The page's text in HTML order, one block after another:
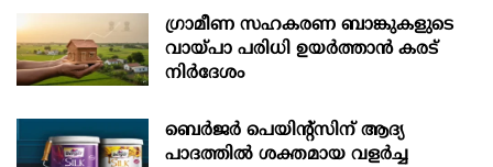
ഗ്രാമീണ സഹകരണ ബാങ്കുകളുടെ
വായ്പാ പരിധി ഉയർത്താൻ കരട്
നിർദേശം
ബെർജർ പെയിന്റ്സിന് ആദ്യ
പാദത്തിൽ ശക്തമായ വളർച്ച